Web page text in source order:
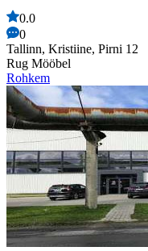
0.0
0
Tallinn, Kristiine, Pirni 12
Rug Mööbel
Rohkem